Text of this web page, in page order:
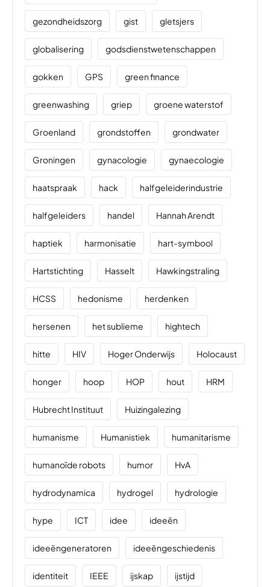
gezondheidszorg gist gletsjers
globalisering godsdienstwetenschappen
gokken GPS green finance
greenwashing griep groene waterstof
Groenland grondstoffen grondwater
Groningen gynacologie gynaecologie
haatspraak hack halfgeleiderindustrie
halfgeleiders handel Hannah Arendt
haptiek harmonisatie hart-symbool
Hartstichting Hasselt Hawkingstraling
HCSS hedonisme herdenken
hersenen het sublieme hightech
hitte HIV Hoger Onderwijs Holocaust
honger hoop HOP hout HRM
Hubrecht Instituut Huizingalezing
humanisme Humanistiek humanitarisme
humanoïde robots humor HvA
hydrodynamica hydrogel hydrologie
hype ICT idee ideeën
ideeëngeneratoren ideeëngeschiedenis
identiteit IEEE ijskap ijstijd